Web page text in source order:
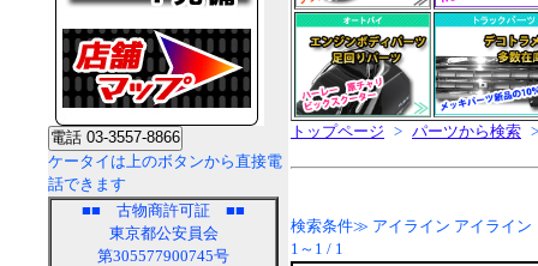
ケータイは上のボタンから直接電
話できます
■■ 古物商許可証 ■■
東京都公安員会
第305577900745号
トップページ > パーツから検索 >
検索条件≫ アイライン アイライン
1～1 / 1